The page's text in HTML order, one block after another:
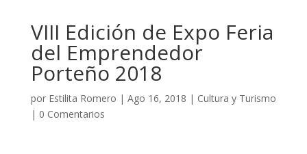
VIII Edición de Expo Feria
del Emprendedor
Porteño 2018
por Estilita Romero | Ago 16, 2018 | Cultura y Turismo
| 0 Comentarios